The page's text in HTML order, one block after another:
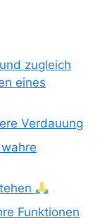
zugleich
eines
Verdauung
Funktionen